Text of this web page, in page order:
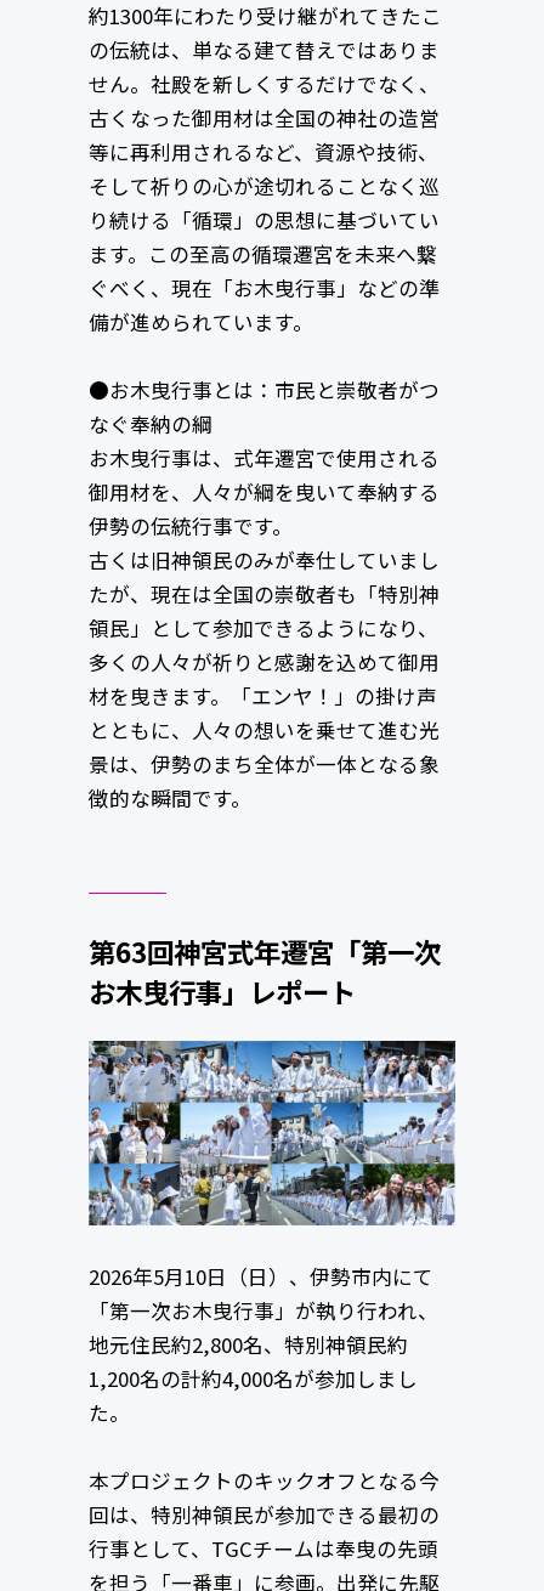
約1300年にわたり受け継がれてきたこ
の伝統は、単なる建て替えではありま
せん。社殿を新しくするだけでなく、
古くなった御用材は全国の神社の造営
等に再利用されるなど、資源や技術、
そして祈りの心が途切れることなく巡
り続ける「循環」の思想に基づいてい
ます。この至高の循環遷宮を未来へ繋
ぐべく、現在「お木曳行事」などの準
備が進められています。
●お木曳行事とは：市民と崇敬者がつ
なぐ奉納の綱
お木曳行事は、式年遷宮で使用される
御用材を、人々が綱を曳いて奉納する
伊勢の伝統行事です。
古くは旧神領民のみが奉仕していまし
たが、現在は全国の崇敬者も「特別神
領民」として参加できるようになり、
多くの人々が祈りと感謝を込めて御用
材を曳きます。「エンヤ！」の掛け声
とともに、人々の想いを乗せて進む光
景は、伊勢のまち全体が一体となる象
徴的な瞬間です。
第63回神宮式年遷宮「第一次
お木曳行事」レポート
2026年5月10日（日）、伊勢市内にて
「第一次お木曳行事」が執り行われ、
地元住民約2,800名、特別神領民約
1,200名の計約4,000名が参加しまし
た。
本プロジェクトのキックオフとなる今
回は、特別神領民が参加できる最初の
行事として、TGCチームは奉曳の先頭
を担う「一番車」に参画。出発に先駆